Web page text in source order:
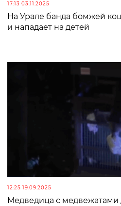
17:13 03.11.2025
На Урале банда бомжей
и нападает на детей
12:25 19.09.2025
Медведица с медвежатами